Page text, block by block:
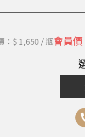
：$ 1,650 / 瓶會員